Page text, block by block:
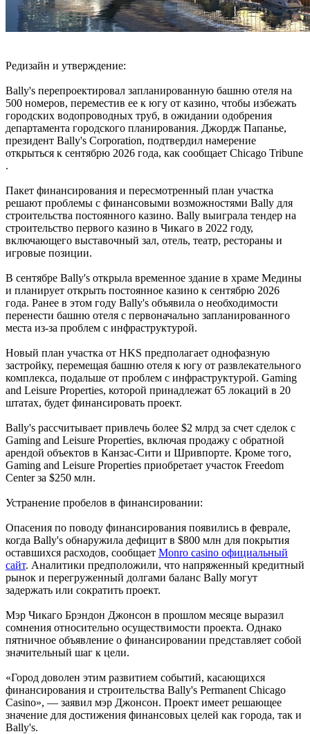
Редизайн и утверждение:
Bally's перепроектировал запланированную башню отеля на
500 номеров, переместив ее к югу от казино, чтобы избежать
городских водопроводных труб, в ожидании одобрения
департамента городского планирования. Джордж Папанье,
президент Bally's Corporation, подтвердил намерение
открыться к сентябрю 2026 года, как сообщает Chicago Tribune
.
Пакет финансирования и пересмотренный план участка
решают проблемы с финансовыми возможностями Bally для
строительства постоянного казино. Bally выиграла тендер на
строительство первого казино в Чикаго в 2022 году,
включающего выставочный зал, отель, театр, рестораны и
игровые позиции.
В сентябре Bally's открыла временное здание в храме Медины
и планирует открыть постоянное казино к сентябрю 2026
года. Ранее в этом году Bally's объявила о необходимости
перенести башню отеля с первоначально запланированного
места из-за проблем с инфраструктурой.
Новый план участка от HKS предполагает однофазную
застройку, перемещая башню отеля к югу от развлекательного
комплекса, подальше от проблем с инфраструктурой. Gaming
and Leisure Properties, которой принадлежат 65 локаций в 20
штатах, будет финансировать проект.
Bally's рассчитывает привлечь более $2 млрд за счет сделок с
Gaming and Leisure Properties, включая продажу с обратной
арендой объектов в Канзас-Сити и Шривпорте. Кроме того,
Gaming and Leisure Properties приобретает участок Freedom
Center за $250 млн.
Устранение пробелов в финансировании:
Опасения по поводу финансирования появились в феврале,
когда Bally's обнаружила дефицит в $800 млн для покрытия
оставшихся расходов, сообщает Monro casino официальный
сайт. Аналитики предположили, что напряженный кредитный
рынок и перегруженный долгами баланс Bally могут
задержать или сократить проект.
Мэр Чикаго Брэндон Джонсон в прошлом месяце выразил
сомнения относительно осуществимости проекта. Однако
пятничное объявление о финансировании представляет собой
значительный шаг к цели.
«Город доволен этим развитием событий, касающихся
финансирования и строительства Bally's Permanent Chicago
Casino», — заявил мэр Джонсон. Проект имеет решающее
значение для достижения финансовых целей как города, так и
Bally's.